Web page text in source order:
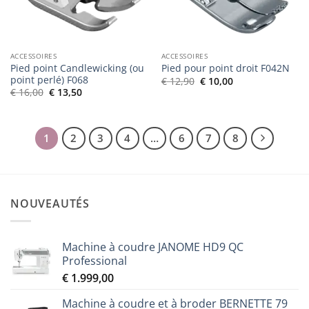
souhaits
ACCESSOIRES
Pied point Candlewicking (ou
point perlé) F068
€16,00 Le
€ 16,00.
€13,50Le
€ 13,50.
souhaits
ACCESSOIRES
Pied pour point droit F042N
€12,90 Le
prix
€10,00Le
1 2 3 4 … 6 7 8
NOUVEAUTÉS
Machine à coudre JANOME HD9 QC
Professional
€ 1.999,00
Machine à coudre et à broder BERNETTE 79